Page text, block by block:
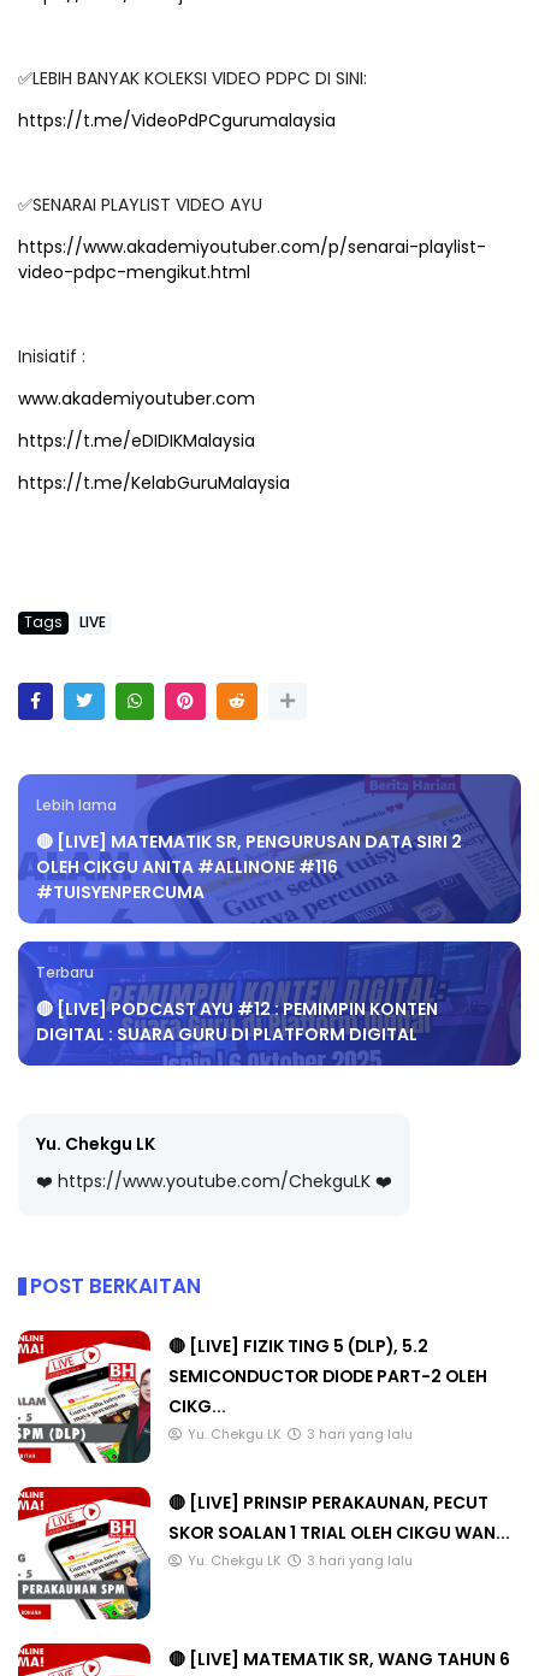
✅LEBIH BANYAK KOLEKSI VIDEO PDPC DI SINI:
https://t.me/VideoPdPCgurumalaysia
✅SENARAI PLAYLIST VIDEO AYU
https://www.akademiyoutuber.com/p/senarai-playlist-
video-pdpc-mengikut.html
Inisiatif :
www.akademiyoutuber.com
https://t.me/eDIDIKMalaysia
https://t.me/KelabGuruMalaysia
Tags LIVE
Lebih lama
🔴 [LIVE] MATEMATIK SR, PENGURUSAN DATA SIRI 2
OLEH CIKGU ANITA #ALLINONE #116
#TUISYENPERCUMA
Terbaru
🔴 [LIVE] PODCAST AYU #12 : PEMIMPIN KONTEN
DIGITAL : SUARA GURU DI PLATFORM DIGITAL
Yu. Chekgu LK
❤️ https://www.youtube.com/ChekguLK ❤️
POST BERKAITAN
🔴 [LIVE] FIZIK TING 5 (DLP), 5.2
SEMICONDUCTOR DIODE PART-2 OLEH
CIKG...
Yu. Chekgu LK 3 hari yang lalu
🔴 [LIVE] PRINSIP PERAKAUNAN, PECUT
SKOR SOALAN 1 TRIAL OLEH CIKGU WAN...
Yu. Chekgu LK 3 hari yang lalu
🔴 [LIVE] MATEMATIK SR, WANG TAHUN 6